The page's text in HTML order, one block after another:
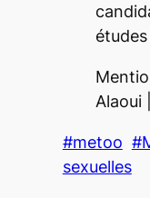
Alaoui |
#metoo
sexuelles